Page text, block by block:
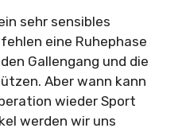
sehr sensibles
eine Ruhephase
Gallengang und die
Aber wann kann
wieder Sport
werden wir uns